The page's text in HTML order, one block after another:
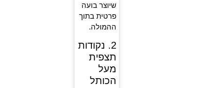
שיוצר בועה
פרטית בתוך
ההמולה.
2. נקודות
תצפית
מעל
הכותל